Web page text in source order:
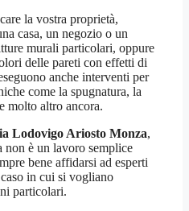
la vostra proprietà,
casa, un negozio o un
murali particolari, oppure
delle pareti con effetti di
anche interventi per
come la spugnatura, la
molto altro ancora.
Lodovigo Ariosto Monza,
non è un lavoro semplice
bene affidarsi ad esperti
in cui si vogliano
particolari.